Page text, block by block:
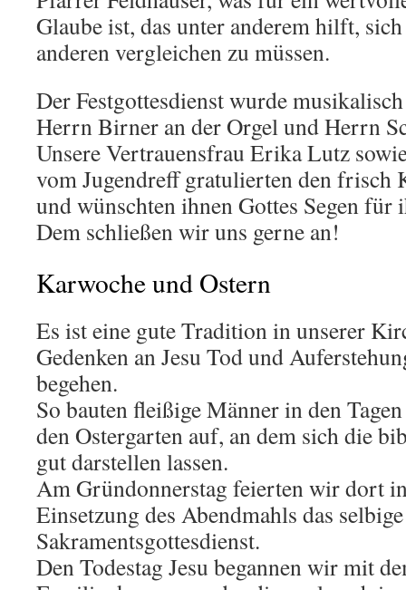
Glaube ist, das unter anderem hilft,
anderen vergleichen zu müssen.
Der Festgottesdienst wurde
Herrn Birner an der Orgel und Herrn
Unsere Vertrauensfrau Erika Lutz
vom Jugendreff gratulierten den
und wünschten ihnen Gottes Segen für
Dem schließen wir uns gerne an!
Karwoche und Ostern
Es ist eine gute Tradition in unserer
Gedenken an Jesu Tod und
begehen.
So bauten fleißige Männer in den
den Ostergarten auf, an dem sich die
gut darstellen lassen.
Am Gründonnerstag feierten wir dort
Einsetzung des Abendmahls das
Sakramentsgottesdienst.
Den Todestag Jesu begannen wir mit